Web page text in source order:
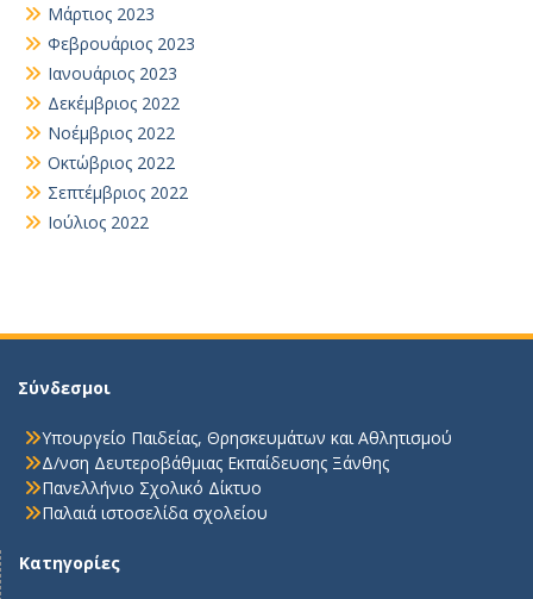
Μάρτιος 2023
Φεβρουάριος 2023
Ιανουάριος 2023
Δεκέμβριος 2022
Νοέμβριος 2022
Οκτώβριος 2022
Σεπτέμβριος 2022
Ιούλιος 2022
Σύνδεσμοι
Υπουργείο Παιδείας, Θρησκευμάτων και Αθλητισμού
Δ/νση Δευτεροβάθμιας Εκπαίδευσης Ξάνθης
Πανελλήνιο Σχολικό Δίκτυο
Παλαιά ιστοσελίδα σχολείου
Κατηγορίες